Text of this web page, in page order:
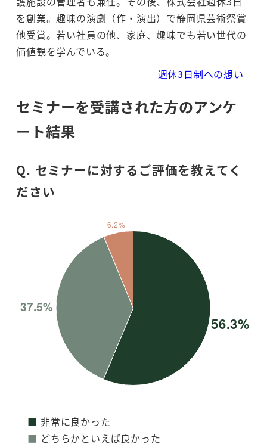
を創業。趣味の演劇（作・演出）で静岡県芸術祭賞
他受賞。若い社員の他、家庭、趣味でも若い世代の
価値観を学んでいる。
週休3日制への想い
セミナーを受講された方のアンケ
ート結果
Q. セミナーに対するご評価を教えてく
ださい
■ 非常に良かった
■ どちらかといえば良かった